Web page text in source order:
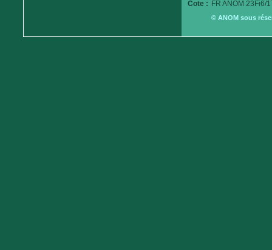
Cote : FR ANOM 23Fi6/
© ANOM sous